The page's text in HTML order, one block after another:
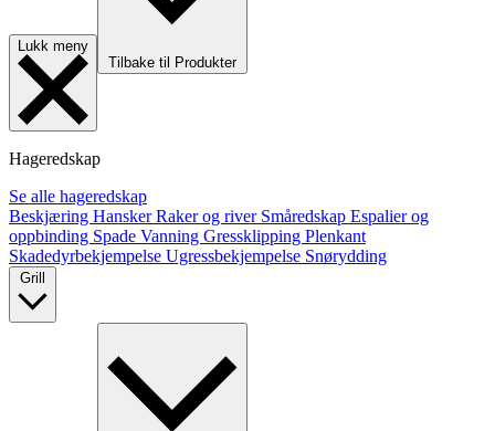
Lukk meny
Tilbake til Produkter
Hageredskap
Se alle hageredskap
Beskjæring HanskerRaker og river Småredskap Espalier og
oppbinding Spade Vanning Gressklipping Plenkant
Skadedyrbekjempelse Ugressbekjempelse Snørydding